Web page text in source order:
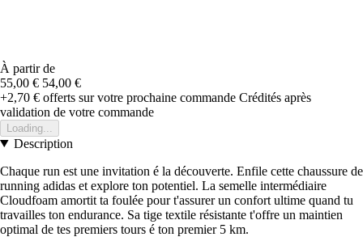
À partir de
55,00 € 54,00 €
+2,70 € offerts sur votre prochaine commande Crédités après
validation de votre commande
Loading...
Description
Chaque run est une invitation é la découverte. Enfile cette chaussure de
running adidas et explore ton potentiel. La semelle intermédiaire
Cloudfoam amortit ta foulée pour t'assurer un confort ultime quand tu
travailles ton endurance. Sa tige textile résistante t'offre un maintien
optimal de tes premiers tours é ton premier 5 km.